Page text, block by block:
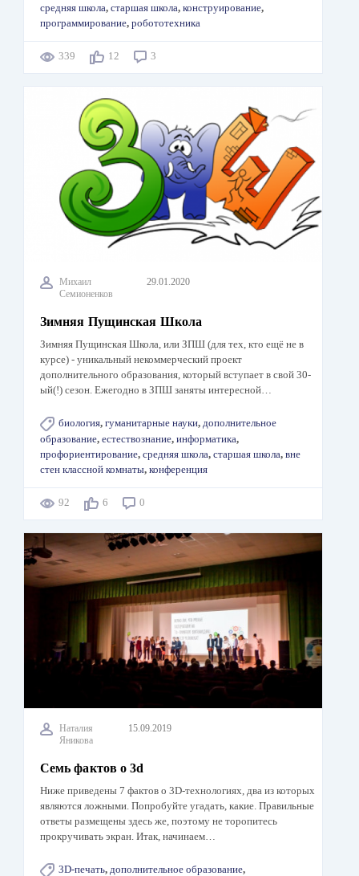
средняя школа, старшая школа, конструирование,
программирование, робототехника
339 12 3
Михаил
Семионенков
29.01.2020
Зимняя Пущинская Школа
Зимняя Пущинская Школа, или ЗПШ (для тех, кто ещё не в
курсе) - уникальный некоммерческий проект
дополнительного образования, который вступает в свой 30-
ый(!) сезон. Ежегодно в ЗПШ заняты интересной…
биология, гуманитарные науки, дополнительное
образование, естествознание, информатика,
профориентирование, средняя школа, старшая школа, вне
стен классной комнаты, конференция
92 6 0
Наталия
Яникова
15.09.2019
Семь фактов о 3d
Ниже приведены 7 фактов о 3D-технологиях, два из которых
являются ложными. Попробуйте угадать, какие. Правильные
ответы размещены здесь же, поэтому не торопитесь
прокручивать экран. Итак, начинаем…
3D-печать, дополнительное образование,